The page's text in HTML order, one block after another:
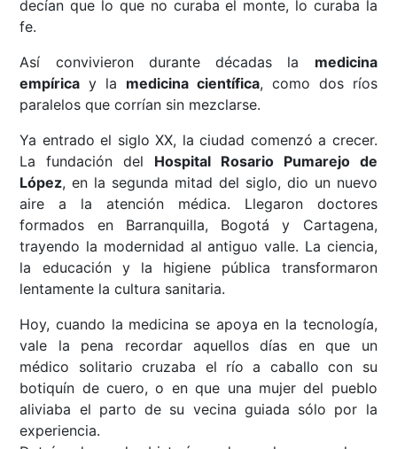
decían que lo que no curaba el monte, lo curaba la
fe.
Así convivieron durante décadas la medicina
empírica y la medicina científica, como dos ríos
paralelos que corrían sin mezclarse.
Ya entrado el siglo XX, la ciudad comenzó a crecer.
La fundación del Hospital Rosario Pumarejo de
López, en la segunda mitad del siglo, dio un nuevo
aire a la atención médica. Llegaron doctores
formados en Barranquilla, Bogotá y Cartagena,
trayendo la modernidad al antiguo valle. La ciencia,
la educación y la higiene pública transformaron
lentamente la cultura sanitaria.
Hoy, cuando la medicina se apoya en la tecnología,
vale la pena recordar aquellos días en que un
médico solitario cruzaba el río a caballo con su
botiquín de cuero, o en que una mujer del pueblo
aliviaba el parto de su vecina guiada sólo por la
experiencia.